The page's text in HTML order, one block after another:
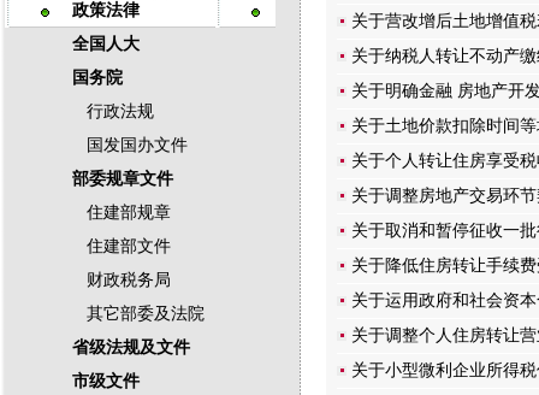
政策法律
全国人大
国务院
行政法规
国发国办文件
部委规章文件
住建部规章
住建部文件
财政税务局
其它部委及法院
省级法规及文件
市级文件
关于营改增后土地增值
关于纳税人转让不动产
关于明确金融 房地产开
关于土地价款扣除时间
关于个人转让住房享受
关于调整房地产交易环
关于取消和暂停征收一
关于降低住房转让手续
关于运用政府和社会资
关于调整个人住房转让
关于小型微利企业所得